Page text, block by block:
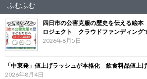
ふむふむ
四日市の公害克服の歴史を伝える絵本
ロジェクト クラウドファンディング
2026年8月5日
「中東発」値上げラッシュが本格化 飲食料品値上
2026年8月4日